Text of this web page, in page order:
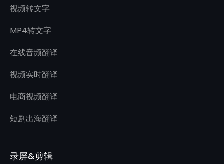
视频转文字
MP4转文字
在线音频翻译
视频实时翻译
电商视频翻译
短剧出海翻译
录屏&剪辑